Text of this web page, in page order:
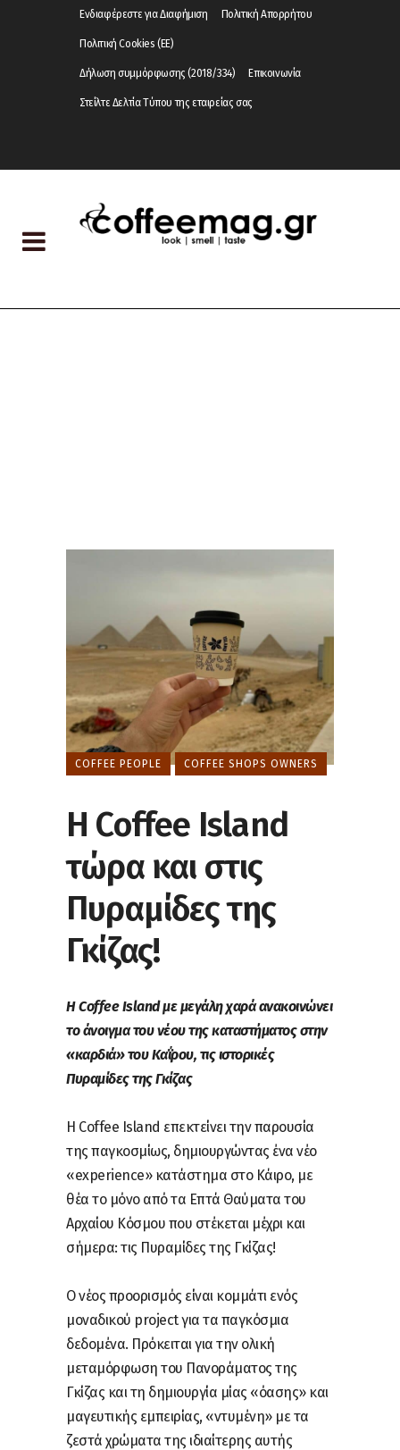
Ενδιαφέρεστε για Διαφήμιση Πολιτική Απορρήτου
Πολιτική Cookies (ΕΕ)
Δήλωση συμμόρφωσης (2018/334) Επικοινωνία
Στείλτε Δελτία Τύπου της εταιρείας σας
COFFEE PEOPLE COFFEE SHOPS OWNERS
Η Coffee Island
τώρα και στις
Πυραμίδες της
Γκίζας!
Η Coffee Island με μεγάλη χαρά ανακοινώνει
το άνοιγμα του νέου της καταστήματος στην
«καρδιά» του Καΐρου, τις ιστορικές
Πυραμίδες της Γκίζας
Η Coffee Island επεκτείνει την παρουσία
της παγκοσμίως, δημιουργώντας ένα νέο
«experience» κατάστημα στο Κάιρο, με
θέα το μόνο από τα Επτά Θαύματα του
Αρχαίου Κόσμου που στέκεται μέχρι και
σήμερα: τις Πυραμίδες της Γκίζας!
Ο νέος προορισμός είναι κομμάτι ενός
μοναδικού project για τα παγκόσμια
δεδομένα. Πρόκειται για την ολική
μεταμόρφωση του Πανοράματος της
Γκίζας και τη δημιουργία μίας «όασης» και
μαγευτικής εμπειρίας, «ντυμένη» με τα
ζεστά χρώματα της ιδιαίτερης αυτής